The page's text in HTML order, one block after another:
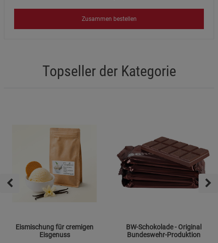
Zusammen bestellen
Topseller der Kategorie
Eismischung für cremigen
Eisgenuss
BW-Schokolade - Original
Bundeswehr-Produktion